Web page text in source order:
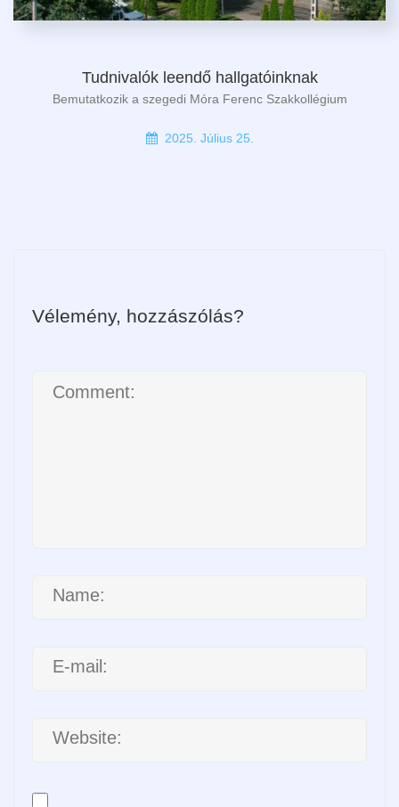
Tudnivalók leendő hallgatóinknak
Bemutatkozik a szegedi Móra Ferenc Szakkollégium
2025. Július 25.
Vélemény, hozzászólás?